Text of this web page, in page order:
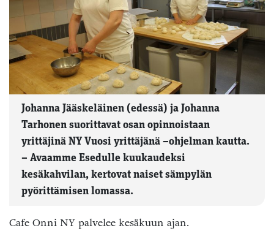
Johanna Jääskeläinen (edessä) ja Johanna
Tarhonen suorittavat osan opinnoistaan
yrittäjinä NY Vuosi yrittäjänä –ohjelman kautta.
– Avaamme Esedulle kuukaudeksi
kesäkahvilan, kertovat naiset sämpylän
pyörittämisen lomassa.
Cafe Onni NY palvelee kesäkuun ajan.